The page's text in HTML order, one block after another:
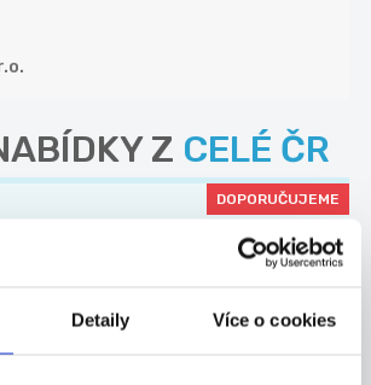
Detaily Více o cookies
Z CELÉ ČR
DOPORUČUJEME
obchodníka, který posílí náš